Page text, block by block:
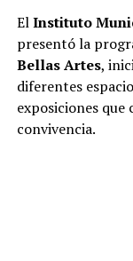
ElInstituto
presentó la
Bellas Artes,
diferentes
exposiciones
convivencia.